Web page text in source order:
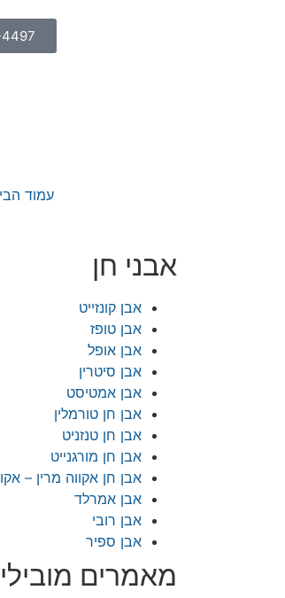
עמוד
אבני חן
אבן קונזייט
אבן טופז
אבן אופל
אבן סיטרין
אבן אמטיסט
אבן חן טורמלין
אבן חן טנזניט
אבן חן מורגנייט
אבן חן אקווה מרין –
אבן אמרלד
אבן רובי
אבן ספיר
מאמרים